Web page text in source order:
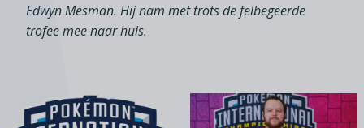
Edwyn Mesman. Hij nam met trots de felbegeerde
trofee mee naar huis.